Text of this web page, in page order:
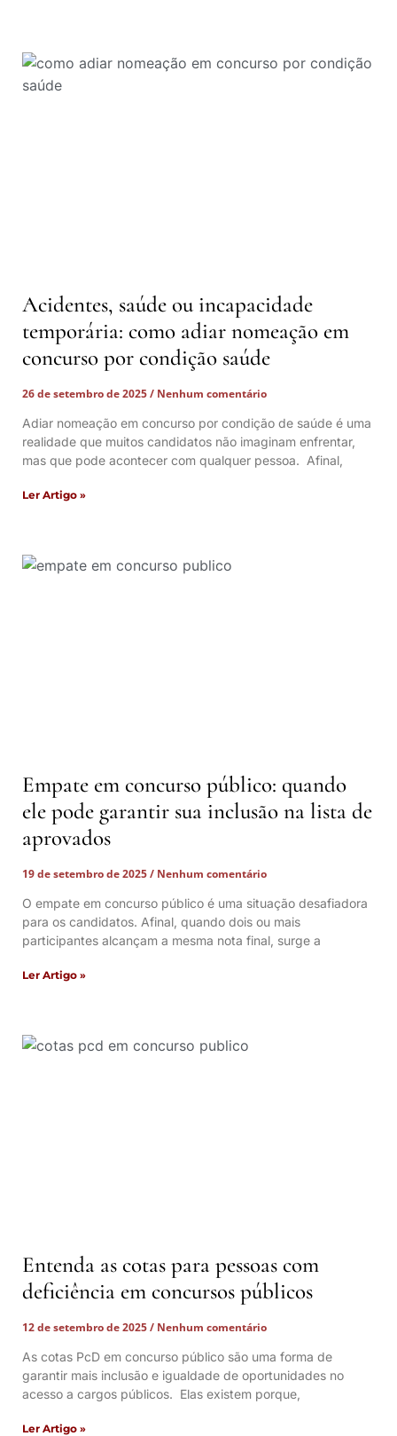
Acidentes, saúde ou incapacidade
temporária: como adiar nomeação em
concurso por condição saúde
26 de setembro de 2025
Nenhum comentário
Adiar nomeação em concurso por condição de saúde é uma
realidade que muitos candidatos não imaginam enfrentar,
mas que pode acontecer com qualquer pessoa. Afinal,
Ler Artigo »
Empate em concurso público: quando
ele pode garantir sua inclusão na lista de
aprovados
19 de setembro de 2025
Nenhum comentário
O empate em concurso público é uma situação desafiadora
para os candidatos. Afinal, quando dois ou mais
participantes alcançam a mesma nota final, surge a
Ler Artigo »
Entenda as cotas para pessoas com
deficiência em concursos públicos
12 de setembro de 2025
Nenhum comentário
As cotas PcD em concurso público são uma forma de
garantir mais inclusão e igualdade de oportunidades no
acesso a cargos públicos. Elas existem porque,
Ler Artigo »